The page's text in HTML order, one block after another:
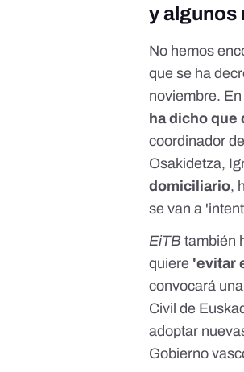
y algunos
No hemos
que se ha
noviembre.
ha dicho
coordinador
Osakidetza,
domiciliario,
se van a
EiTB también
quiere 'evitar
convocará
Civil de
adoptar
Gobierno